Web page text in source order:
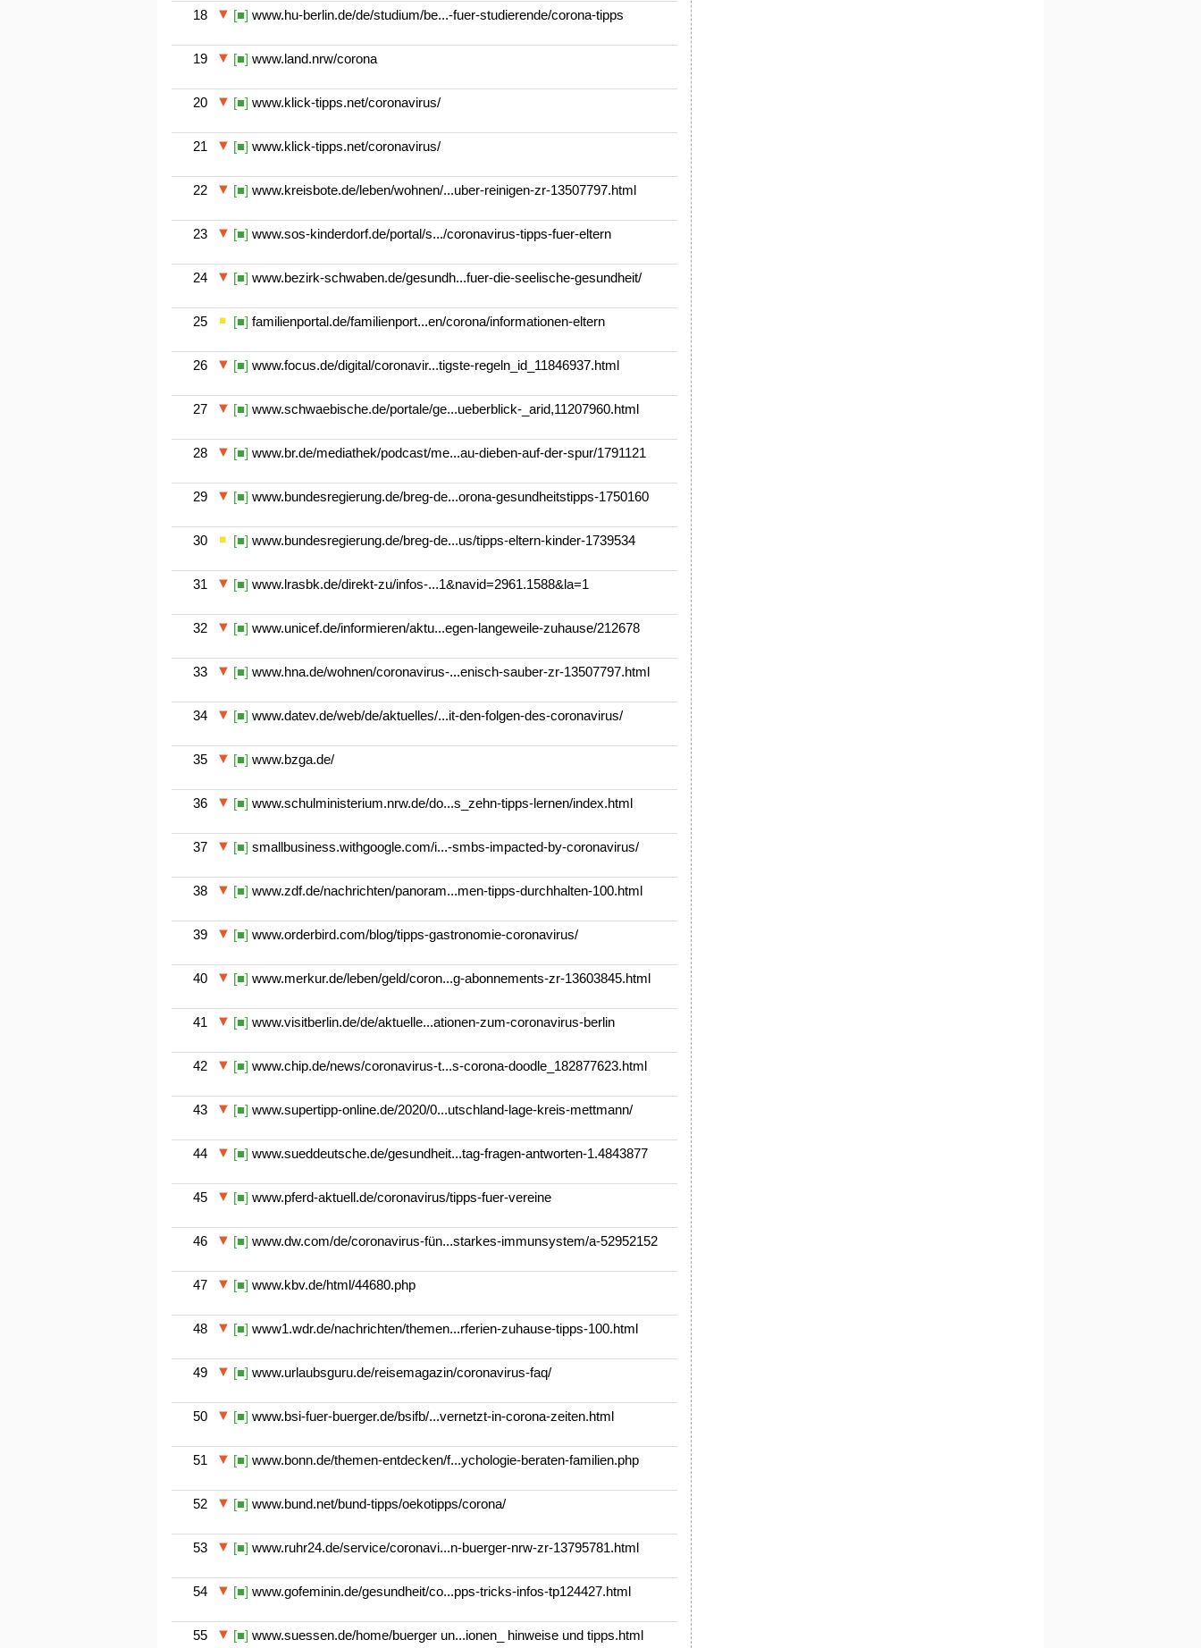
18 [■] www.hu-berlin.de/de/studium/be...-fuer-studierende/corona-tipps
19 [■] www.land.nrw/corona
20 [■] www.klick-tipps.net/coronavirus/
21 [■] www.klick-tipps.net/coronavirus/
22 [■] www.kreisbote.de/leben/wohnen/...uber-reinigen-zr-13507797.html
23 [■] www.sos-kinderdorf.de/portal/s.../coronavirus-tipps-fuer-eltern
24 [■] www.bezirk-schwaben.de/gesundh...fuer-die-seelische-gesundheit/
25 [■] familienportal.de/familienport...en/corona/informationen-eltern
26 [■] www.focus.de/digital/coronavir...tigste-regeln_id_11846937.html
27 [■] www.schwaebische.de/portale/ge...ueberblick-_arid,11207960.html
28 [■] www.br.de/mediathek/podcast/me...au-dieben-auf-der-spur/1791121
29 [■] www.bundesregierung.de/breg-de...orona-gesundheitstipps-1750160
30 [■] www.bundesregierung.de/breg-de...us/tipps-eltern-kinder-1739534
31 [■] www.lrasbk.de/direkt-zu/infos-...1&navid=2961.1588&la=1
32 [■] www.unicef.de/informieren/aktu...egen-langeweile-zuhause/212678
33 [■] www.hna.de/wohnen/coronavirus-...enisch-sauber-zr-13507797.html
34 [■] www.datev.de/web/de/aktuelles/...it-den-folgen-des-coronavirus/
35 [■] www.bzga.de/
36 [■] www.schulministerium.nrw.de/do...s_zehn-tipps-lernen/index.html
37 [■] smallbusiness.withgoogle.com/i...-smbs-impacted-by-coronavirus/
38 [■] www.zdf.de/nachrichten/panoram...men-tipps-durchhalten-100.html
39 [■] www.orderbird.com/blog/tipps-gastronomie-coronavirus/
40 [■] www.merkur.de/leben/geld/coron...g-abonnements-zr-13603845.html
41 [■] www.visitberlin.de/de/aktuelle...ationen-zum-coronavirus-berlin
42 [■] www.chip.de/news/coronavirus-t...s-corona-doodle_182877623.html
43 [■] www.supertipp-online.de/2020/0...utschland-lage-kreis-mettmann/
44 [■] www.sueddeutsche.de/gesundheit...tag-fragen-antworten-1.4843877
45 [■] www.pferd-aktuell.de/coronavirus/tipps-fuer-vereine
46 [■] www.dw.com/de/coronavirus-fün...starkes-immunsystem/a-52952152
47 [■] www.kbv.de/html/44680.php
48 [■] www1.wdr.de/nachrichten/themen...rferien-zuhause-tipps-100.html
49 [■] www.urlaubsguru.de/reisemagazin/coronavirus-faq/
50 [■] www.bsi-fuer-buerger.de/bsifb/...vernetzt-in-corona-zeiten.html
51 [■] www.bonn.de/themen-entdecken/f...ychologie-beraten-familien.php
52 [■] www.bund.net/bund-tipps/oekotipps/corona/
53 [■] www.ruhr24.de/service/coronavi...n-buerger-nrw-zr-13795781.html
54 [■] www.gofeminin.de/gesundheit/co...pps-tricks-infos-tp124427.html
55 [■] www.suessen.de/home/buerger un...ionen_ hinweise und tipps.html